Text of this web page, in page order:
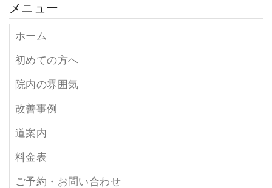
メニュー
ホーム
初めての方へ
院内の雰囲気
改善事例
道案内
料金表
ご予約・お問い合わせ